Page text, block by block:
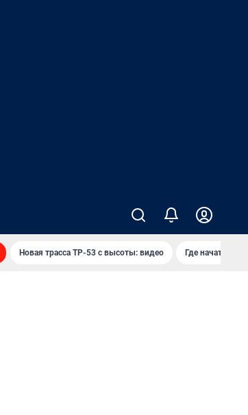
Новая трасса ТР-53 с высоты: видео Где начать